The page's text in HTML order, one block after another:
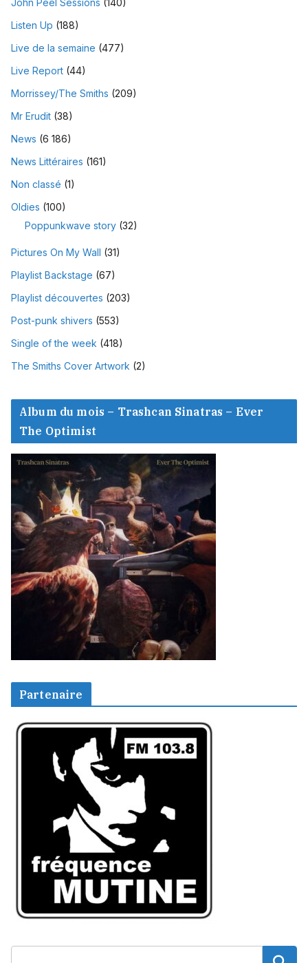
Listen Up (188)
Live de la semaine (477)
Live Report (44)
Morrissey/The Smiths (209)
Mr Erudit (38)
News (6 186)
News Littéraires (161)
Non classé (1)
Oldies (100)
Poppunkwave story (32)
Pictures On My Wall (31)
Playlist Backstage (67)
Playlist découvertes (203)
Post-punk shivers (553)
Single of the week (418)
The Smiths Cover Artwork (2)
Album du mois – Trashcan Sinatras – Ever
The Optimist
Partenaire